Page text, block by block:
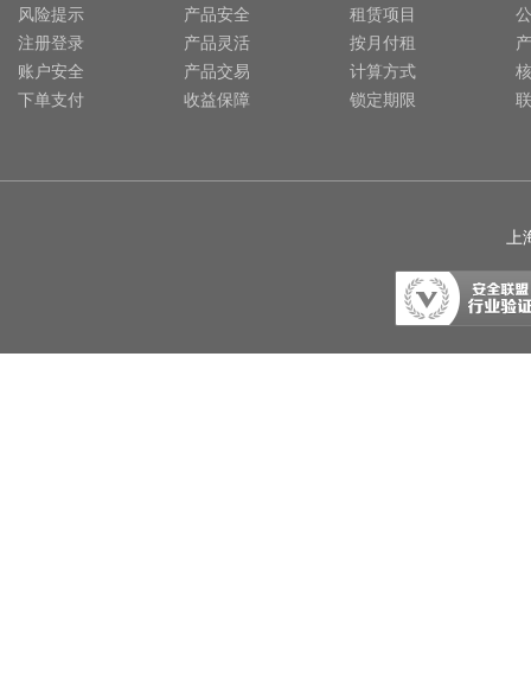
风险提示
注册登录
账户安全
下单支付
产品安全
产品灵活
产品交易
收益保障
租赁项目
按月付租
计算方式
锁定期限